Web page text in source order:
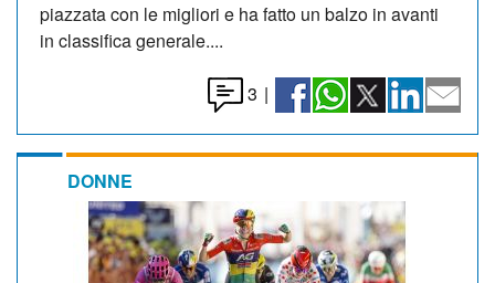
piazzata con le migliori e ha fatto un balzo in avanti
in classifica generale....
3 |
DONNE